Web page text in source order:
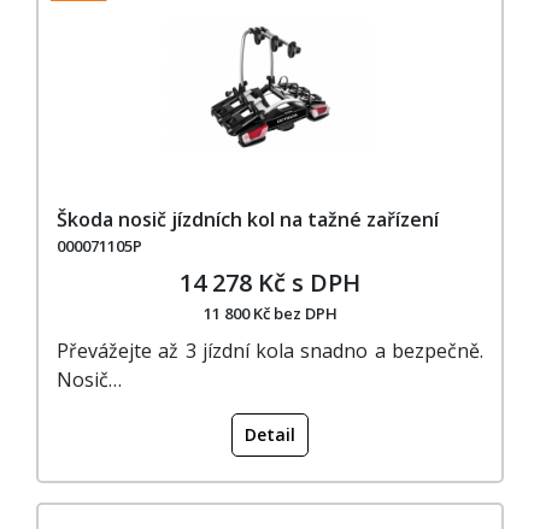
Škoda nosič jízdních kol na tažné zařízení
000071105P
14 278 Kč s DPH
11 800 Kč bez DPH
Převážejte až 3 jízdní kola snadno a bezpečně.
Nosič…
Detail